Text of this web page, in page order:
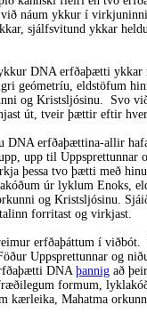
við náum ykkur í
sjálfsvitund ykkar
DNA erfðaþætti ykkar
geómetríu, eldstöfum
og Kristsljósinu. Svo
út, tveir þættir eftir
DNA erfðaþættina-allir
upp til Uppsprettunnar
þessa tvo þætti með
úr lyklum Enoks,
og Kristsljósinu.
forritast og virkjast.
erfðaþáttum í viðbót.
Uppsprettunnar og
DNA þannig að
formum,
kærleika, Mahatma